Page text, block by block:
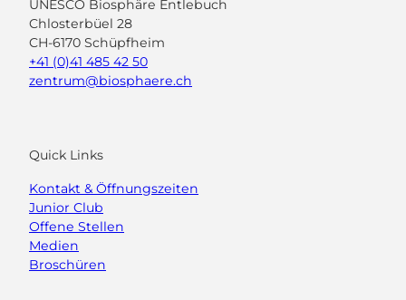
UNESCO Biosphäre Entlebuch
Chlosterbüel 28
CH-6170 Schüpfheim
+41 (0)41 485 42 50
zentrum@biosphaere.ch
Quick Links
Kontakt & Öffnungszeiten
Junior Club
Offene Stellen
Medien
Broschüren